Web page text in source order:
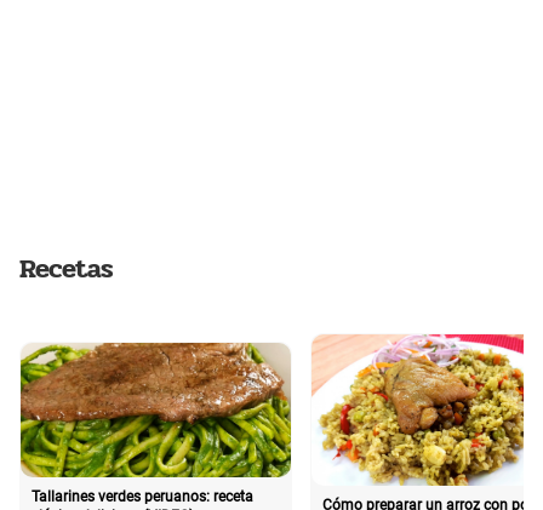
Recetas
Tallarines verdes peruanos: receta
Cómo preparar un arroz con pollo